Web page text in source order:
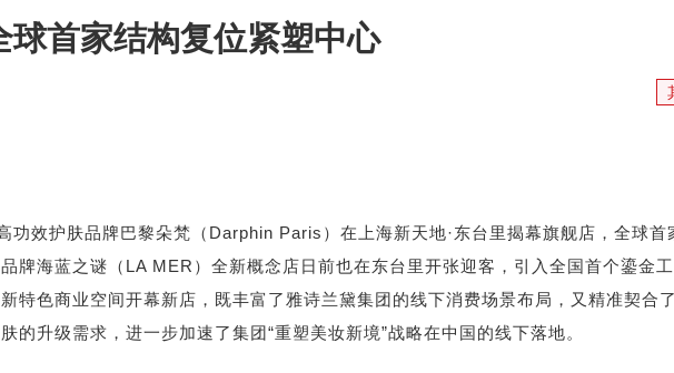
球首家结构复位紧塑中心
功效护肤品牌巴黎朵梵（Darphin Paris）在上海新天地·东台里揭幕旗舰店，全球首
牌海蓝之谜（LA MER）全新概念店日前也在东台里开张迎客，引入全国首个鎏金工
特色商业空间开幕新店，既丰富了雅诗兰黛集团的线下消费场景布局，又精准契合
的升级需求，进一步加速了集团“重塑美妆新境”战略在中国的线下落地。